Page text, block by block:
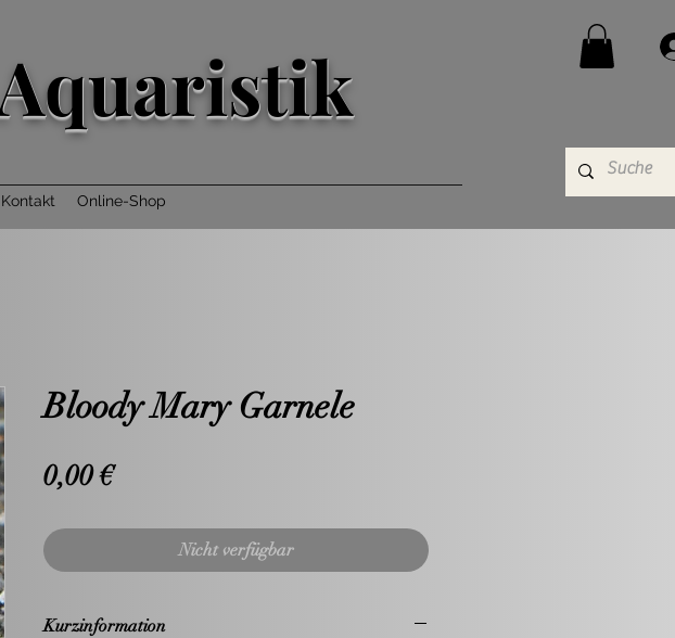
Kontakt Online-Shop
Bloody Mary Garnele
0,00 €Preis
Nicht verfügbar
Kurzinformation